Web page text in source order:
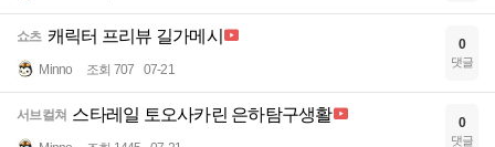
쇼츠 캐릭터 프리뷰 길가메시
Minno 조회 707 07-21
0
댓글
서브컬쳐 스타레일 토오사카린 은하탐구생활 0
댓글